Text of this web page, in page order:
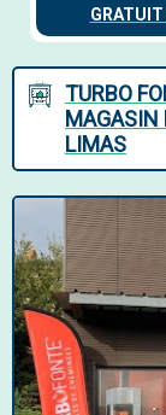
TURBO
MAGASIN
LIMAS